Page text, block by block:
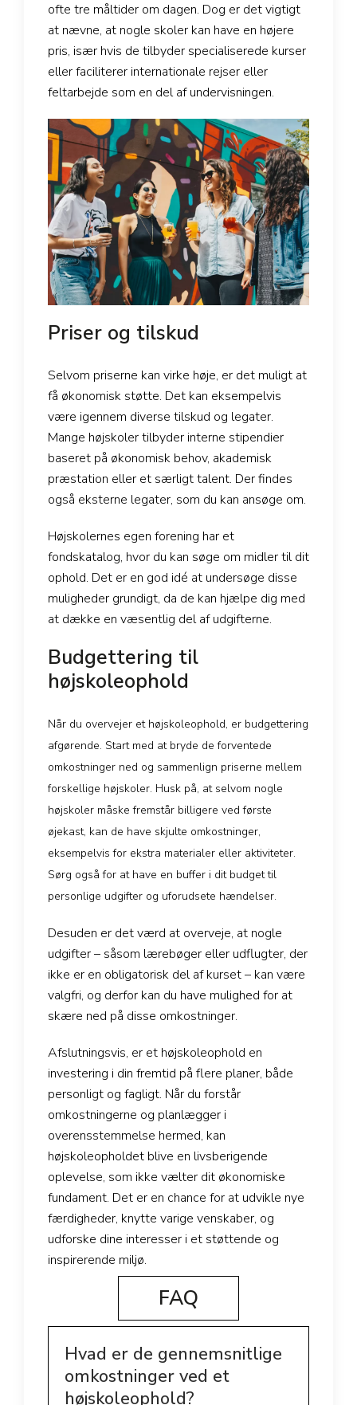
ofte tre måltider om dagen. Dog er det vigtigt
at nævne, at nogle skoler kan have en højere
pris, især hvis de tilbyder specialiserede kurser
eller faciliterer internationale rejser eller
feltarbejde som en del af undervisningen.
Priser og tilskud
Selvom priserne kan virke høje, er det muligt at
få økonomisk støtte. Det kan eksempelvis
være igennem diverse tilskud og legater.
Mange højskoler tilbyder interne stipendier
baseret på økonomisk behov, akademisk
præstation eller et særligt talent. Der findes
også eksterne legater, som du kan ansøge om.
Højskolernes egen forening har et
fondskatalog, hvor du kan søge om midler til dit
ophold. Det er en god idé at undersøge disse
muligheder grundigt, da de kan hjælpe dig med
at dække en væsentlig del af udgifterne.
Budgettering til
højskoleophold
Når du overvejer et højskoleophold, er budgettering
afgørende. Start med at bryde de forventede
omkostninger ned og sammenlign priserne mellem
forskellige højskoler. Husk på, at selvom nogle
højskoler måske fremstår billigere ved første
øjekast, kan de have skjulte omkostninger,
eksempelvis for ekstra materialer eller aktiviteter.
Sørg også for at have en buffer i dit budget til
personlige udgifter og uforudsete hændelser.
Desuden er det værd at overveje, at nogle
udgifter – såsom lærebøger eller udflugter, der
ikke er en obligatorisk del af kurset – kan være
valgfri, og derfor kan du have mulighed for at
skære ned på disse omkostninger.
Afslutningsvis, er et højskoleophold en
investering i din fremtid på flere planer, både
personligt og fagligt. Når du forstår
omkostningerne og planlægger i
overensstemmelse hermed, kan
højskoleopholdet blive en livsberigende
oplevelse, som ikke vælter dit økonomiske
fundament. Det er en chance for at udvikle nye
færdigheder, knytte varige venskaber, og
udforske dine interesser i et støttende og
inspirerende miljø.
FAQ
Hvad er de gennemsnitlige
omkostninger ved et
højskoleophold?